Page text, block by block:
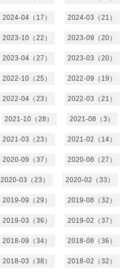
2024-04（17） 2024-03（21）
2023-10（22） 2023-09（20）
2023-04（27） 2023-03（20）
2022-10（25） 2022-09（19）
2022-04（23） 2022-03（21）
2021-10（28） 2021-08（3）
2021-03（23） 2021-02（14）
2020-09（37） 2020-08（27）
2020-03（23） 2020-02（33）
2019-09（29） 2019-08（32）
2019-03（36） 2019-02（37）
2018-09（34） 2018-08（36）
2018-03（38） 2018-02（32）